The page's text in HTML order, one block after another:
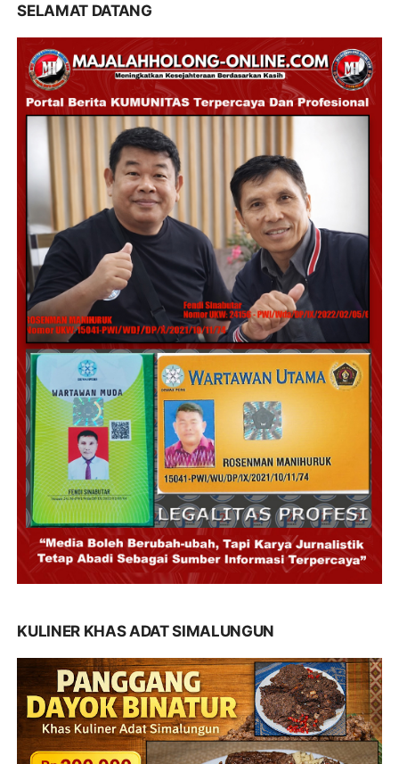
SELAMAT DATANG
KULINER KHAS ADAT SIMALUNGUN